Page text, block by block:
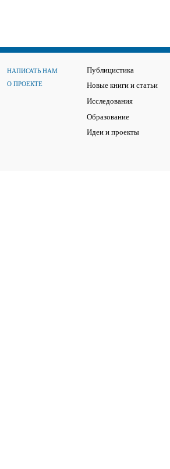
НАПИСАТЬ НАМ
О ПРОЕКТЕ
Публицистика
Новые книги и статьи
Исследования
Образование
Идеи и проекты